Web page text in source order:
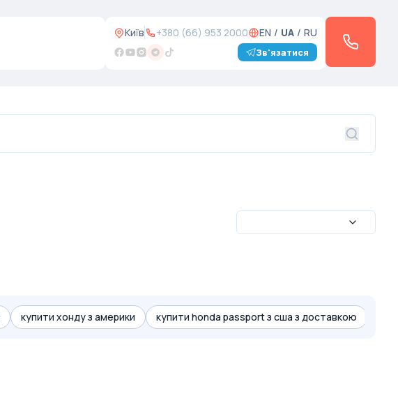
Київ +380 (66) 953 2000 EN / UA / RU
Зв'язатися
купити хонду з америки купити honda passport з сша з доставкою